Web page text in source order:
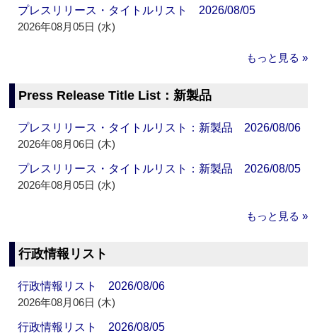
プレスリリース・タイトルリスト 2026/08/05
2026年08月05日 (水)
もっと見る »
Press Release Title List：新製品
プレスリリース・タイトルリスト：新製品 2026/08/06
2026年08月06日 (木)
プレスリリース・タイトルリスト：新製品 2026/08/05
2026年08月05日 (水)
もっと見る »
行政情報リスト
行政情報リスト 2026/08/06
2026年08月06日 (木)
行政情報リスト 2026/08/05